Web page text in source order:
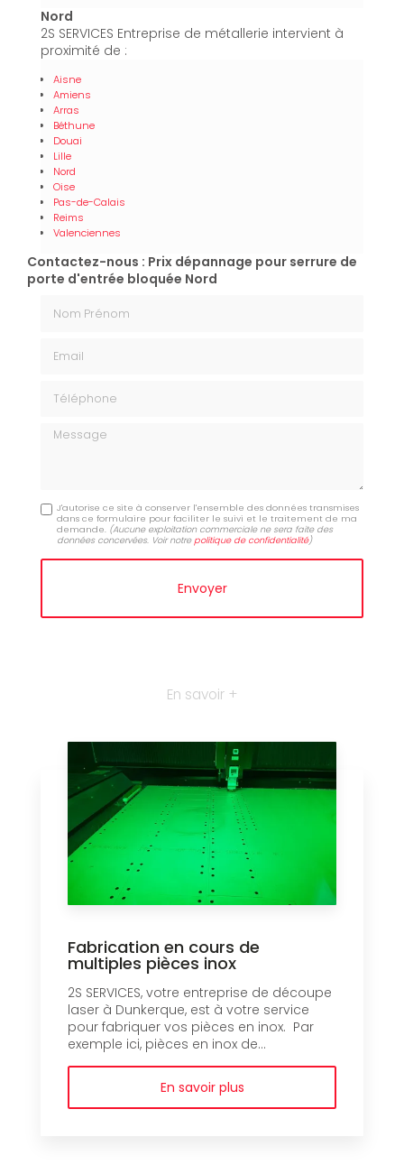
Nord
2S SERVICES Entreprise de métallerie intervient à
proximité de :
Aisne
Amiens
Arras
Béthune
Douai
Lille
Nord
Oise
Pas-de-Calais
Reims
Valenciennes
Contactez-nous : Prix dépannage pour serrure de
porte d'entrée bloquée Nord
Message
J'autorise ce site à conserver l'ensemble des données transmises
dans ce formulaire pour faciliter le suivi et le traitement de ma
demande. (Aucune exploitation commerciale ne sera faite des
données concervées. Voir notrepolitique de confidentialité)
En savoir +
Fabrication en cours de
multiples pièces inox
2S SERVICES, votre entreprise de découpe
laser à Dunkerque, est à votre service
pour fabriquer vos pièces en inox. Par
exemple ici, pièces en inox de...
En savoir plus